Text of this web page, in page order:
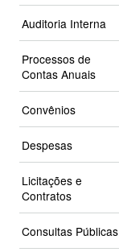
Auditoria Interna
Processos de
Contas Anuais
Convênios
Despesas
Licitações e
Contratos
Consultas Públicas